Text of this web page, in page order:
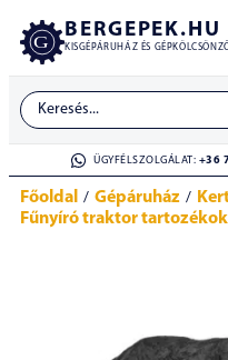
BERGEPEK.HU
KISGÉPÁRUHÁZ ÉS
ÜGYFÉLSZOLGÁLAT: +36
Főoldal / Gépáruház /
Fűnyíró traktor tartozékok